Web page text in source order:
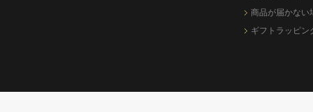
商品が届かない
ギフトラッピン